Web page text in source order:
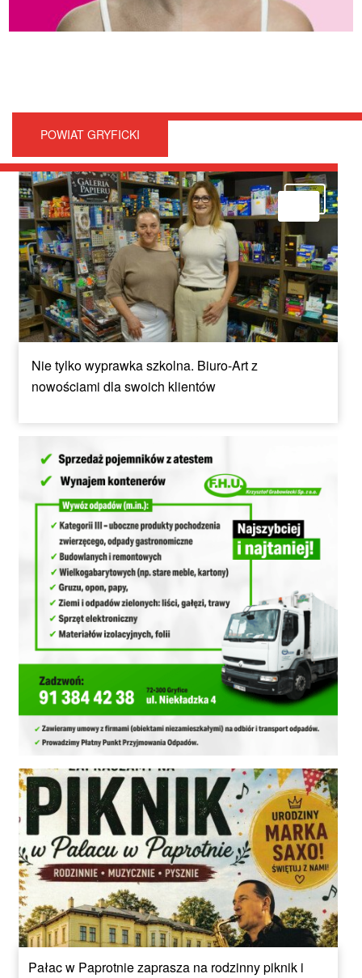
POWIAT GRYFICKI
Nie tylko wyprawka szkolna. Biuro-Art z
nowościami dla swoich klientów
Pałac w Paprotnie zaprasza na rodzinny piknik i